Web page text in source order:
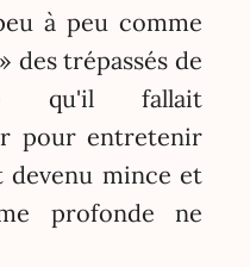
à peu comme
des trépassés de
qu'il fallait
pour entretenir
mince et
profonde ne